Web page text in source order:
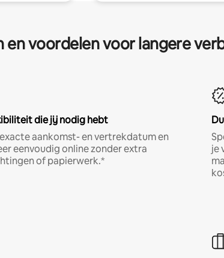
en voordelen voor langere
die jij nodig hebt
exacte aankomst- en vertrekdatum en
eenvoudig online zonder extra
of papierwerk.*
je